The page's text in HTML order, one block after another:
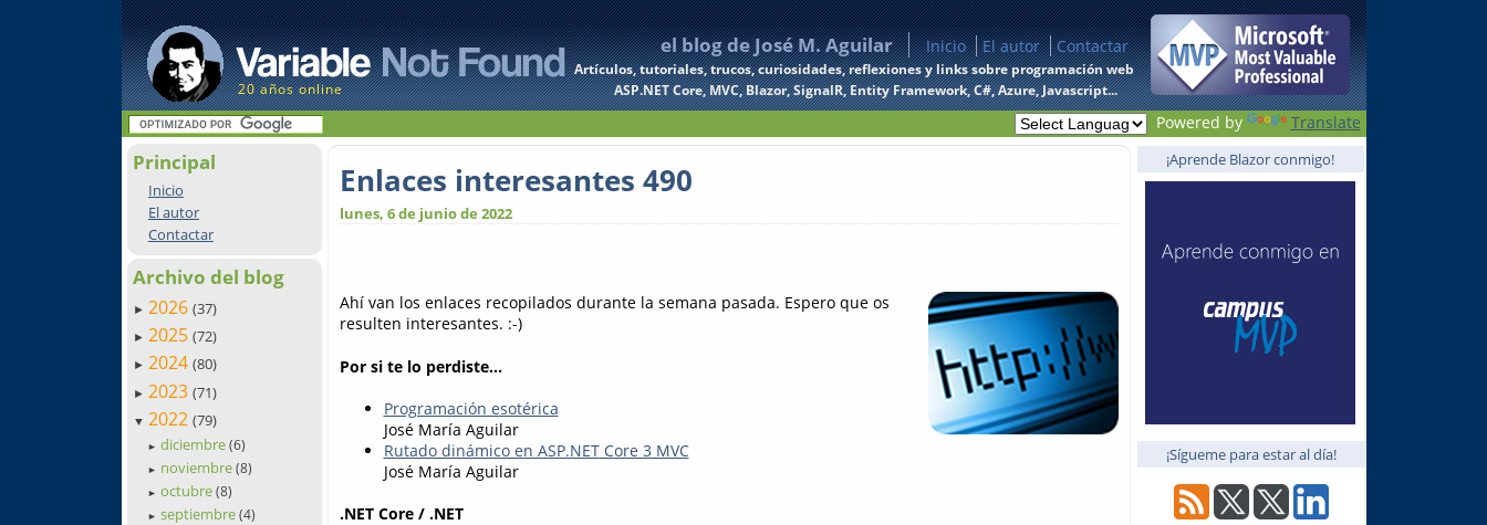
20 años online
el blog de José M. Aguilar Inicio El autor Contactar
Artículos, tutoriales, trucos, curiosidades, reflexiones y links sobre programación web
ASP.NET Core, MVC, Blazor, SignalR, Entity Framework, C#, Azure, Javascript...
Powered by Translate
Principal
Inicio
El autor
Contactar
Archivo del blog
► 2026 (37)
► 2025 (72)
► 2024 (80)
► 2023 (71)
▼ 2022 (79)
► diciembre(6)
► noviembre(8)
► octubre(8)
► septiembre(4)
Enlaces interesantes 490
lunes, 6 de junio de 2022
Ahí van los enlaces recopilados durante la semana pasada. Espero que os
resulten interesantes. :-)
Por si te lo perdiste...
Programación esotérica
José María Aguilar
Rutado dinámico en ASP.NET Core 3 MVC
José María Aguilar
.NET Core / .NET
¡Aprende Blazor conmigo!
¡Sígueme para estar al día!